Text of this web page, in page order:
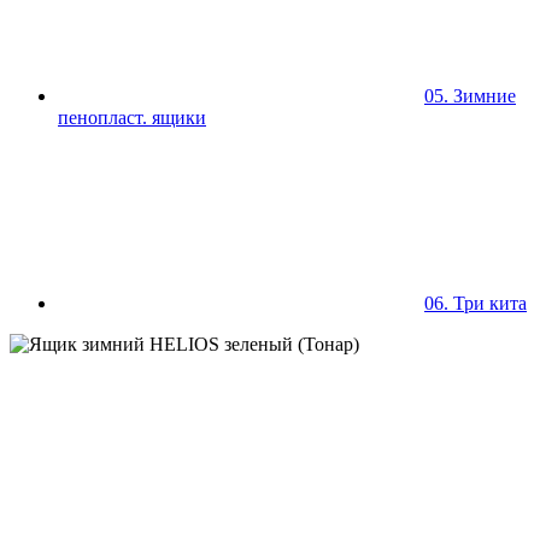
05. Зимние
пенопласт. ящики
06. Три кита